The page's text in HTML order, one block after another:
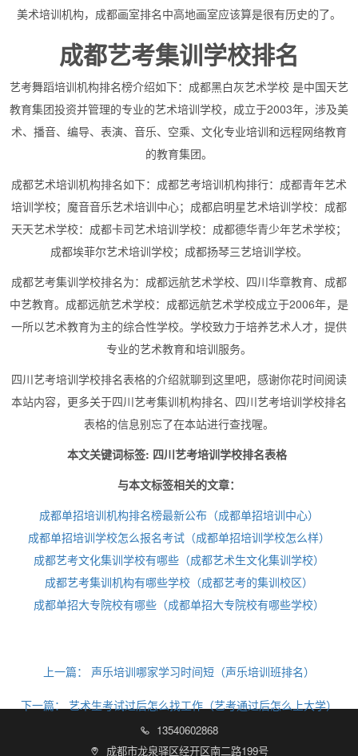
美术培训机构，成都画室排名中高地画室应该算是很有历史的了。
成都艺考集训学校排名
艺考舞蹈培训机构排名榜介绍如下：成都黑白灰艺术学校 是中国天艺
教育集团投资并管理的专业的艺术培训学校，成立于2003年，涉及美
术、播音、编导、表演、音乐、空乘、文化专业培训和远程网络教育
的教育集团。
成都艺术培训机构排名如下：成都艺考培训机构排行：成都青年艺术
培训学校；魔音音乐艺术培训中心；成都启明星艺术培训学校：成都
天天艺术学校：成都卡司艺术培训学校：成都德华青少年艺术学校；
成都埃菲尔艺术培训学校；成都扬琴三艺培训学校。
成都艺考集训学校排名为：成都远航艺术学校、四川华章教育、成都
中艺教育。成都远航艺术学校：成都远航艺术学校成立于2006年，是
一所以艺术教育为主的综合性学校。学校致力于培养艺术人才，提供
专业的艺术教育和培训服务。
四川艺考培训学校排名表格的介绍就聊到这里吧，感谢你花时间阅读
本站内容，更多关于四川艺考集训机构排名、四川艺考培训学校排名
表格的信息别忘了在本站进行查找喔。
本文关键词标签: 四川艺考培训学校排名表格
与本文标签相关的文章：
成都单招培训机构排名榜最新公布（成都单招培训中心）
成都单招培训学校怎么报名考试（成都单招培训学校怎么样）
成都艺考文化集训学校有哪些（成都艺术生文化集训学校）
成都艺考集训机构有哪些学校（成都艺考的集训校区）
成都单招大专院校有哪些（成都单招大专院校有哪些学校）
上一篇： 声乐培训哪家学习时间短（声乐培训班排名）
下一篇： 艺术生考试过后怎么找工作（艺考通过后怎么上大学）
 13540602868
 成都市龙泉驿区经开区南二路199号